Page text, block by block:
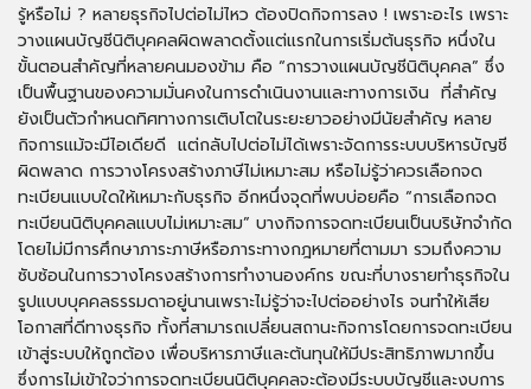
รู้หรือไม่ ? หลายธุรกิจไปต่อไม่ไหว ต้องปิดกิจการลง ! เพราะอะไร เพราะ
วางแผนบัญชีนิติบุคคลผิดพลาดตั้งแต่แรกในการเริ่มต้นธุรกิจ หนึ่งใน
ขั้นตอนสำคัญที่หลายคนมองข้าม คือ “การวางแผนบัญชีนิติบุคคล” ซึ่ง
เป็นพื้นฐานของความมั่นคงในการดำเนินงานและทางการเงิน ที่สำคัญ
ยังเป็นตัวกำหนดทิศทางการเติบโตในระยะยาวอย่างมีนัยสำคัญ หลาย
กิจการแม้จะมีไอเดียดี แต่กลับไปต่อไม่ได้เพราะจัดการระบบบริหารบัญชี
ผิดพลาด การวางโครงสร้างภาษีไม่เหมาะสม หรือไม่รู้ว่าควรเลือกจด
ทะเบียนแบบใดให้เหมาะกับธุรกิจ อีกหนึ่งจุดที่พบบ่อยคือ “การเลือกจด
ทะเบียนนิติบุคคลแบบไม่เหมาะสม” บางกิจการจดทะเบียนเป็นบริษัทจำกัด
โดยไม่มีการศึกษาภาระภาษีหรือภาระทางกฎหมายที่ตามมา รวมถึงความ
ซับซ้อนในการวางโครงสร้างการทำงานองค์กร ขณะที่บางรายทำธุรกิจใน
รูปแบบบุคคลธรรมดาอยู่นานเพราะไม่รู้ว่าจะไปต่ออย่างไร จนทำให้เสีย
โอกาสที่ดีทางธุรกิจ ทั้งที่สามารถเปลี่ยนสถานะกิจการโดยการจดทะเบียน
เข้าสู่ระบบให้ถูกต้อง เพื่อบริหารภาษีและต้นทุนให้มีประสิทธิภาพมากขึ้น
ซึ่งการไม่เข้าใจว่าการจดทะเบียนนิติบุคคลจะต้องมีระบบบัญชีและงบการ